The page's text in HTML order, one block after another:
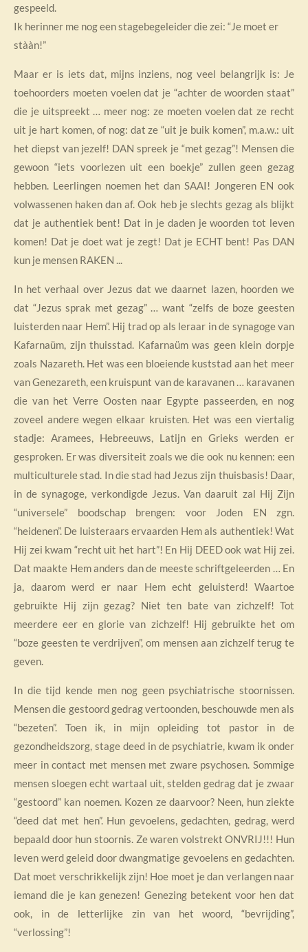
gespeeld.
Ik herinner me nog een stagebegeleider die zei: “Je moet er
stààn!”
Maar er is iets dat, mijns inziens, nog veel belangrijk is: Je
toehoorders moeten voelen dat je “achter de woorden staat”
die je uitspreekt … meer nog: ze moeten voelen dat ze recht
uit je hart komen, of nog: dat ze “uit je buik komen”, m.a.w.: uit
het diepst van jezelf! DAN spreek je “met gezag”! Mensen die
gewoon “iets voorlezen uit een boekje” zullen geen gezag
hebben. Leerlingen noemen het dan SAAI! Jongeren EN ook
volwassenen haken dan af. Ook heb je slechts gezag als blijkt
dat je authentiek bent! Dat in je daden je woorden tot leven
komen! Dat je doet wat je zegt! Dat je ECHT bent! Pas DAN
kun je mensen RAKEN ...
In het verhaal over Jezus dat we daarnet lazen, hoorden we
dat “Jezus sprak met gezag” … want “zelfs de boze geesten
luisterden naar Hem”. Hij trad op als leraar in de synagoge van
Kafarnaüm, zijn thuisstad. Kafarnaüm was geen klein dorpje
zoals Nazareth. Het was een bloeiende kuststad aan het meer
van Genezareth, een kruispunt van de karavanen … karavanen
die van het Verre Oosten naar Egypte passeerden, en nog
zoveel andere wegen elkaar kruisten. Het was een viertalig
stadje: Aramees, Hebreeuws, Latijn en Grieks werden er
gesproken. Er was diversiteit zoals we die ook nu kennen: een
multiculturele stad. In die stad had Jezus zijn thuisbasis! Daar,
in de synagoge, verkondigde Jezus. Van daaruit zal Hij Zijn
“universele” boodschap brengen: voor Joden EN zgn.
“heidenen”. De luisteraars ervaarden Hem als authentiek! Wat
Hij zei kwam “recht uit het hart”! En Hij DEED ook wat Hij zei.
Dat maakte Hem anders dan de meeste schriftgeleerden … En
ja, daarom werd er naar Hem echt geluisterd! Waartoe
gebruikte Hij zijn gezag? Niet ten bate van zichzelf! Tot
meerdere eer en glorie van zichzelf! Hij gebruikte het om
“boze geesten te verdrijven”, om mensen aan zichzelf terug te
geven.
In die tijd kende men nog geen psychiatrische stoornissen.
Mensen die gestoord gedrag vertoonden, beschouwde men als
“bezeten”. Toen ik, in mijn opleiding tot pastor in de
gezondheidszorg, stage deed in de psychiatrie, kwam ik onder
meer in contact met mensen met zware psychosen. Sommige
mensen sloegen echt wartaal uit, stelden gedrag dat je zwaar
“gestoord” kan noemen. Kozen ze daarvoor? Neen, hun ziekte
“deed dat met hen”. Hun gevoelens, gedachten, gedrag, werd
bepaald door hun stoornis. Ze waren volstrekt ONVRIJ!!! Hun
leven werd geleid door dwangmatige gevoelens en gedachten.
Dat moet verschrikkelijk zijn! Hoe moet je dan verlangen naar
iemand die je kan genezen! Genezing betekent voor hen dat
ook, in de letterlijke zin van het woord, “bevrijding”,
“verlossing”!